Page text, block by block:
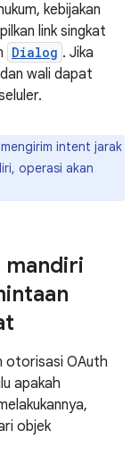
kebijakan
link singkat
Dialog . Jika
wali dapat
intent jarak
operasi akan
mandiri
otorisasi OAuth
apakah
objek